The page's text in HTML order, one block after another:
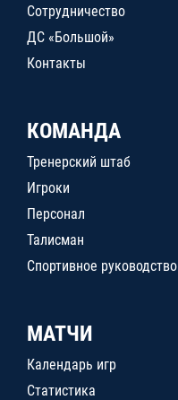
Сотрудничество
ДС «Большой»
Контакты
КОМАНДА
Тренерский штаб
Игроки
Персонал
Талисман
Спортивное руководство
МАТЧИ
Календарь игр
Статистика